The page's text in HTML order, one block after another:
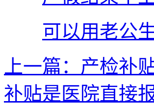
可以用老公
上一篇：产检补
补贴是医院直接